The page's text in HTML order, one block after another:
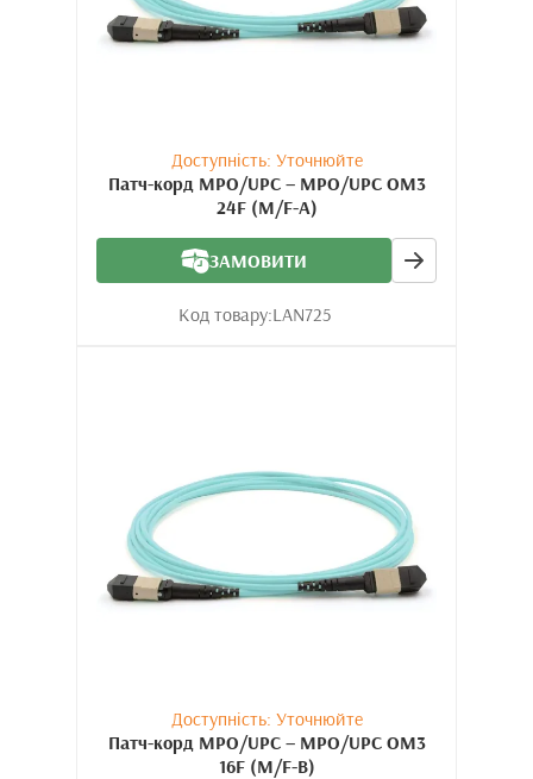
Доступність: Уточнюйте
Патч-корд MPO/UPC – MPO/UPC OM3
24F (M/F-A)
ЗАМОВИТИ
Код товару:LAN725
Доступність: Уточнюйте
Патч-корд MPO/UPC – MPO/UPC OM3
16F (M/F-B)